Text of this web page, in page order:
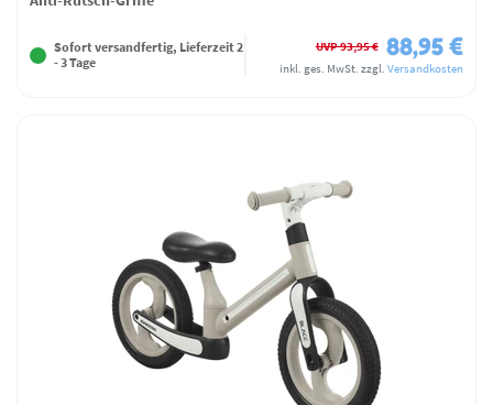
Sofort versandfertig, Lieferzeit 2
- 3 Tage
UVP 93,95 € 88,95 €
inkl. ges. MwSt. zzgl. Versandkosten